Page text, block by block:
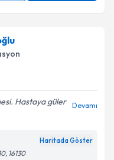
Hastaya güler
Devamı
Haritada Göster
16130